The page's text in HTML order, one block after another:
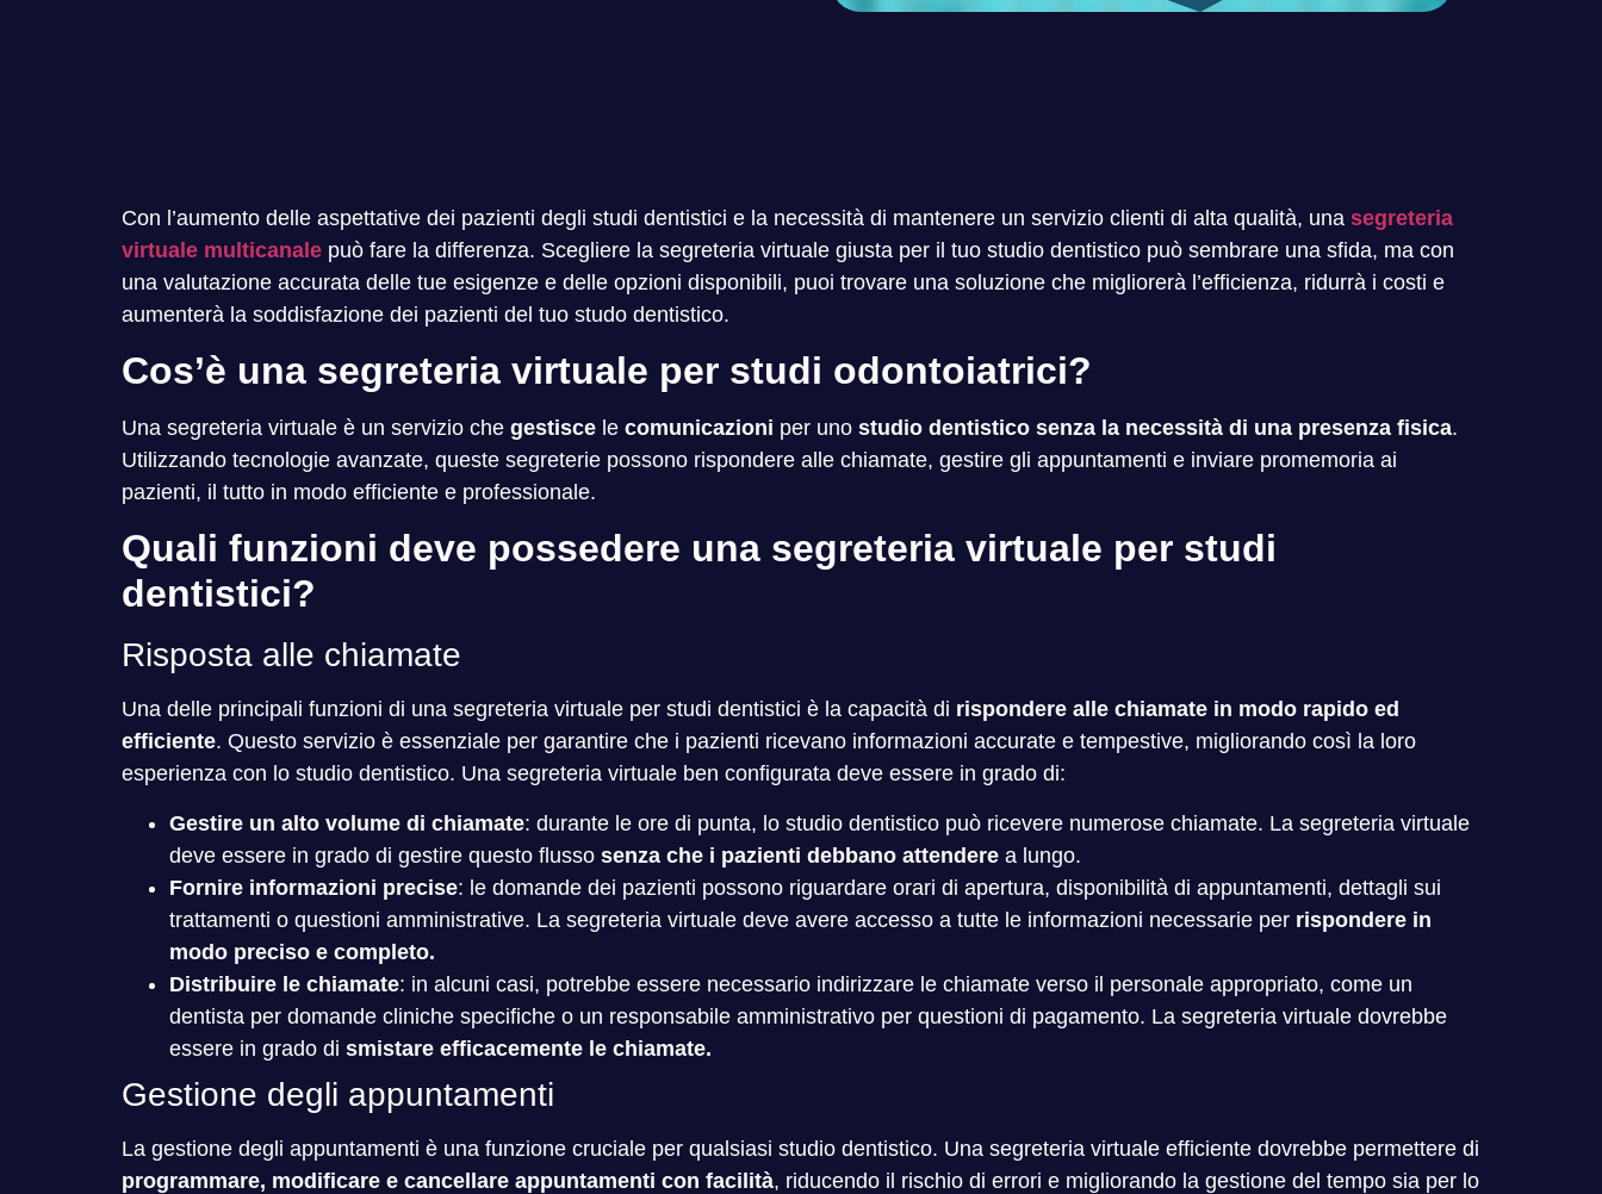
Con l’aumento delle aspettative dei pazienti degli studi dentistici e la necessità di mantenere un servizio clienti di alta qualità, una segreteria
virtuale multicanale può fare la differenza. Scegliere la segreteria virtuale giusta per il tuo studio dentistico può sembrare una sfida, ma con
una valutazione accurata delle tue esigenze e delle opzioni disponibili, puoi trovare una soluzione che migliorerà l’efficienza, ridurrà i costi e
aumenterà la soddisfazione dei pazienti del tuo studo dentistico.
Cos’è una segreteria virtuale per studi odontoiatrici?
Una segreteria virtuale è un servizio che gestisce le comunicazioni per uno studio dentistico senza la necessità di una presenza fisica.
Utilizzando tecnologie avanzate, queste segreterie possono rispondere alle chiamate, gestire gli appuntamenti e inviare promemoria ai
pazienti, il tutto in modo efficiente e professionale.
Quali funzioni deve possedere una segreteria virtuale per studi
dentistici?
Risposta alle chiamate
Una delle principali funzioni di una segreteria virtuale per studi dentistici è la capacità di rispondere alle chiamate in modo rapido ed
efficiente. Questo servizio è essenziale per garantire che i pazienti ricevano informazioni accurate e tempestive, migliorando così la loro
esperienza con lo studio dentistico. Una segreteria virtuale ben configurata deve essere in grado di:
Gestire un alto volume di chiamate: durante le ore di punta, lo studio dentistico può ricevere numerose chiamate. La segreteria virtuale
deve essere in grado di gestire questo flusso senza che i pazienti debbano attendere a lungo.
Fornire informazioni precise: le domande dei pazienti possono riguardare orari di apertura, disponibilità di appuntamenti, dettagli sui
trattamenti o questioni amministrative. La segreteria virtuale deve avere accesso a tutte le informazioni necessarie per rispondere in
modo preciso e completo.
Distribuire le chiamate: in alcuni casi, potrebbe essere necessario indirizzare le chiamate verso il personale appropriato, come un
dentista per domande cliniche specifiche o un responsabile amministrativo per questioni di pagamento. La segreteria virtuale dovrebbe
essere in grado di smistare efficacemente le chiamate.
Gestione degli appuntamenti
La gestione degli appuntamenti è una funzione cruciale per qualsiasi studio dentistico. Una segreteria virtuale efficiente dovrebbe permettere di
programmare, modificare e cancellare appuntamenti con facilità, riducendo il rischio di errori e migliorando la gestione del tempo sia per lo